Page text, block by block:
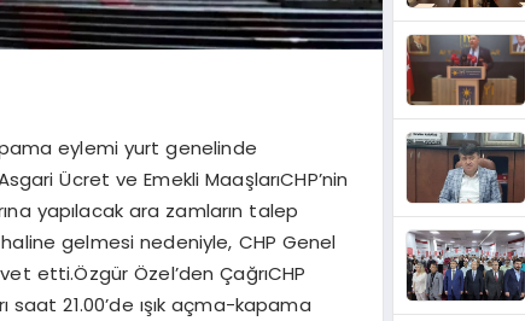
eylemi yurt genelinde
Ücret ve Emekli MaaşlarıCHP’nin
yapılacak ara zamların talep
gelmesi nedeniyle, CHP Genel
etti.Özgür Özel’den ÇağrıCHP
saat 21.00’de ışık açma-kapama